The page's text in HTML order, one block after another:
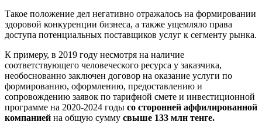
Такое положение дел негативно отражалось на формировании
здоровой конкуренции бизнеса, а также ущемляло права
доступа потенциальных поставщиков услуг к сегменту рынка.
К примеру, в 2019 году несмотря на наличие
соответствующего человеческого ресурса у заказчика,
необоснованно заключен договор на оказание услуги по
формированию, оформлению, предоставлению и
сопровождению заявок по тарифной смете и инвестиционной
программе на 2020-2024 годы со сторонней аффилированной
компанией на общую сумму свыше 133 млн тенге.